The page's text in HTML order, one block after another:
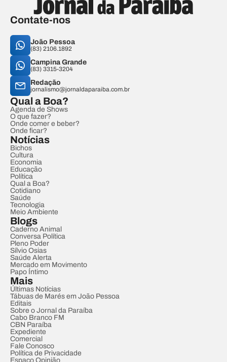
Contate-nos
João Pessoa
(83) 2106.1892
Campina Grande
(83) 3315-3204
Redação
jornalismo@jornaldaparaiba.com.br
Qual a Boa?
Agenda de Shows
O que fazer?
Onde comer e beber?
Onde ficar?
Notícias
Bichos
Cultura
Economia
Educação
Política
Qual a Boa?
Cotidiano
Saúde
Tecnologia
Meio Ambiente
Blogs
Caderno Animal
Conversa Política
Pleno Poder
Sílvio Osias
Saúde Alerta
Mercado em Movimento
Papo Íntimo
Mais
Últimas Notícias
Tábuas de Marés em João Pessoa
Editais
Sobre o Jornal da Paraíba
Cabo Branco FM
CBN Paraíba
Expediente
Comercial
Fale Conosco
Política de Privacidade
Espaço Opinião